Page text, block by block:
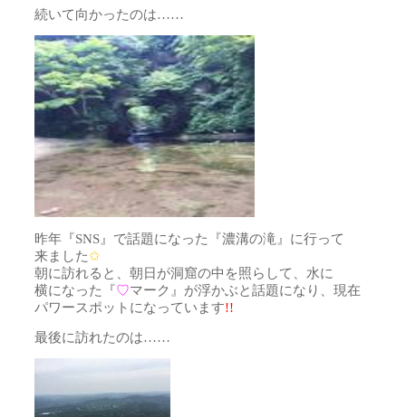
続いて向かったのは……
昨年『SNS』で話題になった『濃溝の滝』に行って
来ました✩
朝に訪れると、朝日が洞窟の中を照らして、水に
横になった『♡マーク』が浮かぶと話題になり、現在
パワースポットになっています!!
最後に訪れたのは……